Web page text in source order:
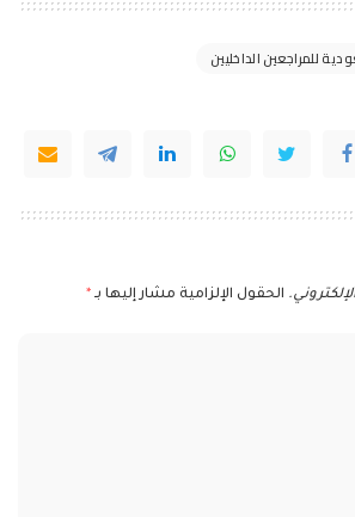
للمراجعين الداخليين
الحقول الإلزامية مشار إليها بـ *